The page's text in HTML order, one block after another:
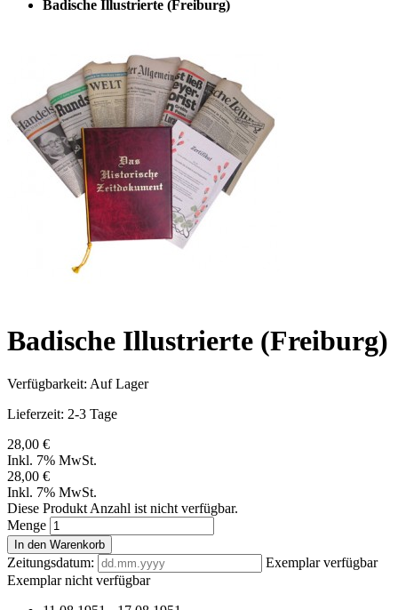
Badische Illustrierte (Freiburg)
Badische Illustrierte (Freiburg)
Verfügbarkeit: Auf Lager
Lieferzeit: 2-3 Tage
28,00 €
Inkl. 7% MwSt.
28,00 €
Inkl. 7% MwSt.
Diese Produkt Anzahl ist nicht verfügbar.
Menge
In den Warenkorb
Zeitungsdatum:
Exemplar verfügbar
Exemplar nicht verfügbar